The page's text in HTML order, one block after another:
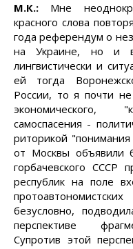
М.К.: Мне
красного слова
года референдум о
на Украине, но и в
лингвистически и
ей тогда
России, то я почти
экономического,
самоспасения -
риторикой
от Москвы объявили
горбачевского СССР
республик на поле
безусловно,
перспективе
Супротив этой